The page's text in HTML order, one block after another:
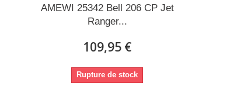
AMEWI 25342 Bell 206 CP Jet
Ranger...
109,95 €
Rupture de stock